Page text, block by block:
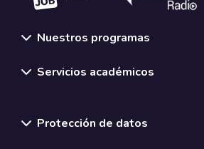
Nuestros programas
Servicios académicos
Protección de datos